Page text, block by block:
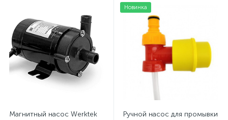
Магнитный насос Werktek
Новинка
Ручной насос для промывки